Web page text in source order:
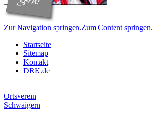
Zur Navigation springen.Zum Content springen.
Startseite
Sitemap
Kontakt
DRK.de
Ortsverein
Schwaigern